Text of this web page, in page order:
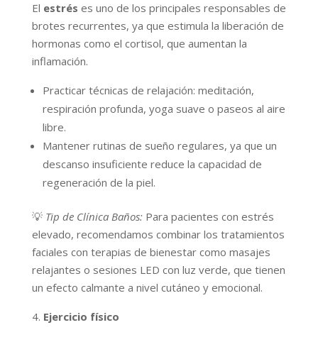
El estrés es uno de los principales responsables de
brotes recurrentes, ya que estimula la liberación de
hormonas como el cortisol, que aumentan la
inflamación.
Practicar técnicas de relajación: meditación,
respiración profunda, yoga suave o paseos al aire
libre.
Mantener rutinas de sueño regulares, ya que un
descanso insuficiente reduce la capacidad de
regeneración de la piel.
💡 Tip de Clínica Baños:Para pacientes con estrés
elevado, recomendamos combinar los tratamientos
faciales con terapias de bienestar como masajes
relajantes o sesiones LED con luz verde, que tienen
un efecto calmante a nivel cutáneo y emocional.
Ejercicio físico